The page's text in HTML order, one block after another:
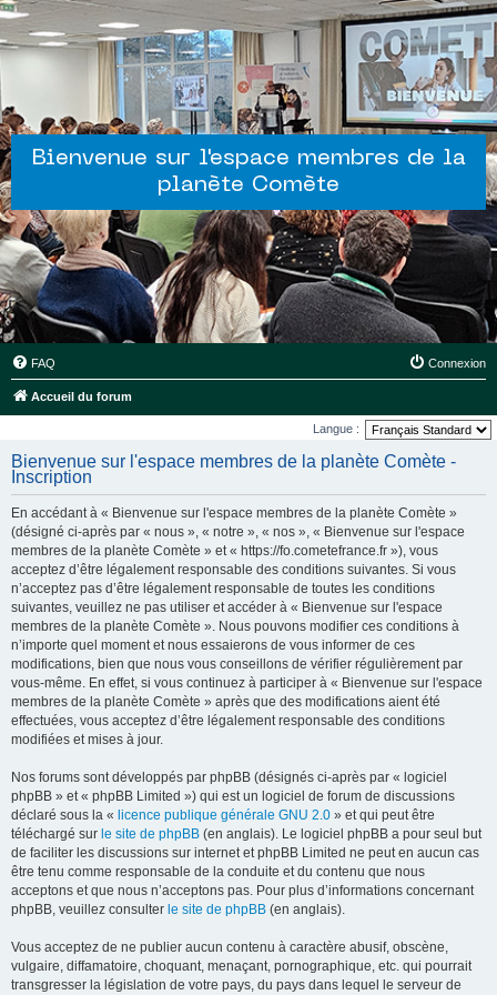
Bienvenue sur l'espace membres de la
planète Comète
FAQ Connexion
Accueil du forum
Langue :
Bienvenue sur l'espace membres de la planète Comète -
Inscription
En accédant à « Bienvenue sur l'espace membres de la planète Comète »
(désigné ci-après par « nous », « notre », « nos », « Bienvenue sur l'espace
membres de la planète Comète » et « https://fo.cometefrance.fr »), vous
acceptez d’être légalement responsable des conditions suivantes. Si vous
n’acceptez pas d’être légalement responsable de toutes les conditions
suivantes, veuillez ne pas utiliser et accéder à « Bienvenue sur l'espace
membres de la planète Comète ». Nous pouvons modifier ces conditions à
n’importe quel moment et nous essaierons de vous informer de ces
modifications, bien que nous vous conseillons de vérifier régulièrement par
vous-même. En effet, si vous continuez à participer à « Bienvenue sur l'espace
membres de la planète Comète » après que des modifications aient été
effectuées, vous acceptez d’être légalement responsable des conditions
modifiées et mises à jour.
Nos forums sont développés par phpBB (désignés ci-après par « logiciel
phpBB » et « phpBB Limited ») qui est un logiciel de forum de discussions
déclaré sous la « licence publique générale GNU 2.0 » et qui peut être
téléchargé sur le site de phpBB (en anglais). Le logiciel phpBB a pour seul but
de faciliter les discussions sur internet et phpBB Limited ne peut en aucun cas
être tenu comme responsable de la conduite et du contenu que nous
acceptons et que nous n’acceptons pas. Pour plus d’informations concernant
phpBB, veuillez consulter le site de phpBB (en anglais).
Vous acceptez de ne publier aucun contenu à caractère abusif, obscène,
vulgaire, diffamatoire, choquant, menaçant, pornographique, etc. qui pourrait
transgresser la législation de votre pays, du pays dans lequel le serveur de